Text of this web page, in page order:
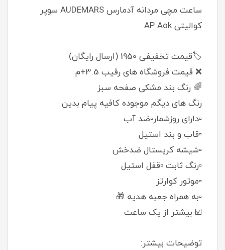
ساعت مچی مردانه آدمارس AUDEMARS سوپر
کوالیتی AP Aok
🏷️قیمت تخفیفی 1950 (ارسال رایگان)
❌ قیمت فروشگاه های رقیب 3.5+م
🌈 رنگ بند مشکی صفحه سبز
رنگ های دیگم موجوده کافیه پیام بدین
▫️دارای روزشمار▫️ضد آب
▫️قاب و بند استیل
▫️شیشه کریستال ضدخش
▫️رنگ ثابت ▫️قفل استیل
▫️موتور کوارتز
▫️به همراه جعبه هدیه 🎁
☑️ بیشتر از یک ساعت
توضیحات بیشتر: